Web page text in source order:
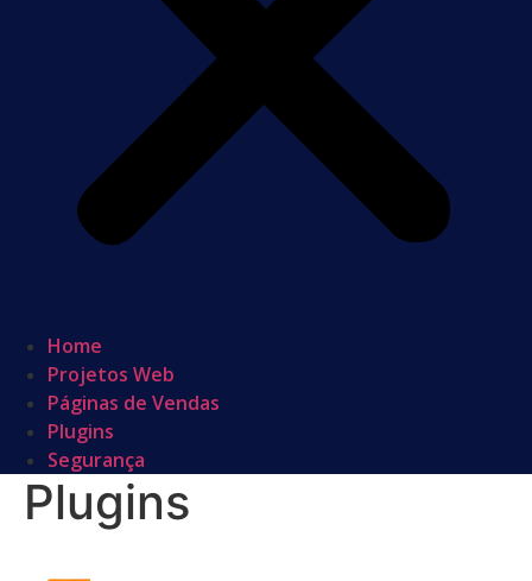
Home
Projetos Web
Páginas de Vendas
Plugins
Segurança
Plugins